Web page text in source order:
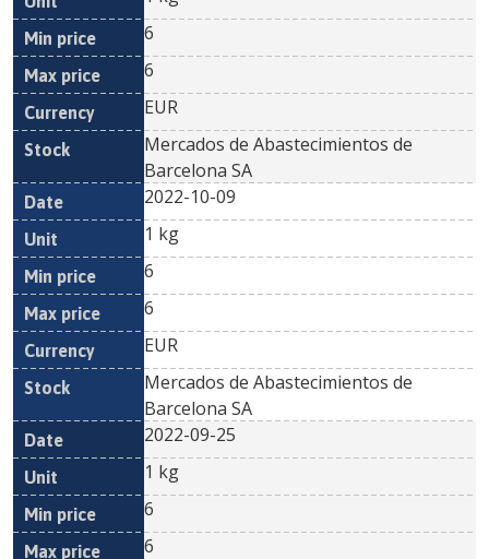
6
6
EUR
Mercados de Abastecimientos de
Barcelona SA
2022-10-09
1 kg
6
6
EUR
Mercados de Abastecimientos de
Barcelona SA
2022-09-25
1 kg
6
6